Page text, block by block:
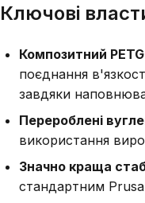
Ключові
Композитний
поєднання
завдяки
Перероблені
використання
Значно краща
стандартним